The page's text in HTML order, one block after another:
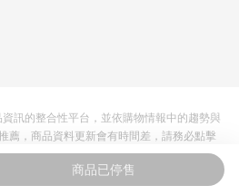
商品已停售
訊的整合性平台，並依購物情報中的趨勢與
薦，商品資料更新會有時間差，請務必點擊
價與購物條件，一切資訊以合作廠商網頁為